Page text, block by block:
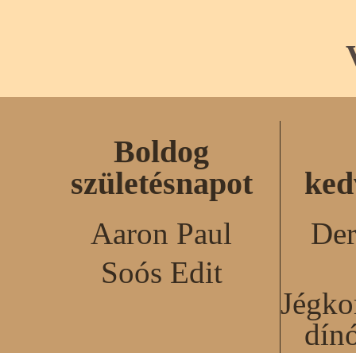
Boldog
születésnapot
Aaron Paul
Soós Edit